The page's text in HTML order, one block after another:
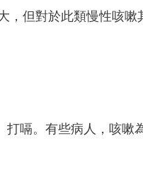
但對於此類慢性咳嗽
嗝。有些病人，咳嗽為